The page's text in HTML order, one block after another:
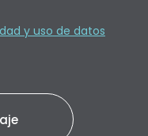
y uso de datos